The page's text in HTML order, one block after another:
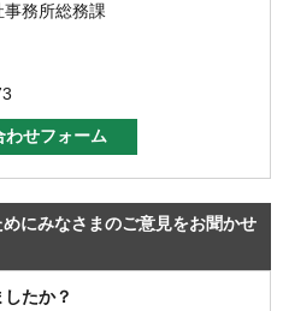
事務所総務課
にみなさまのご意見をお聞かせ
たか？